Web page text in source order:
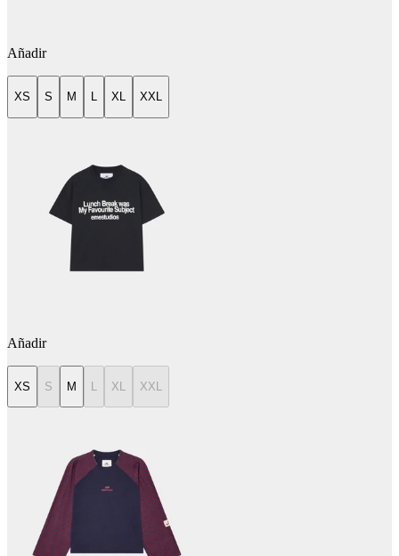
Añadir
XS S M L XL XXL
Añadir
XS S M XL XXL